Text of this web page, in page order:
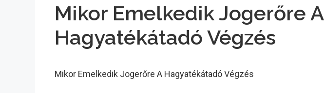
Mikor Emelkedik Jogerőre A
Hagyatékátadó Végzés
Mikor Emelkedik Jogerőre A Hagyatékátadó Végzés